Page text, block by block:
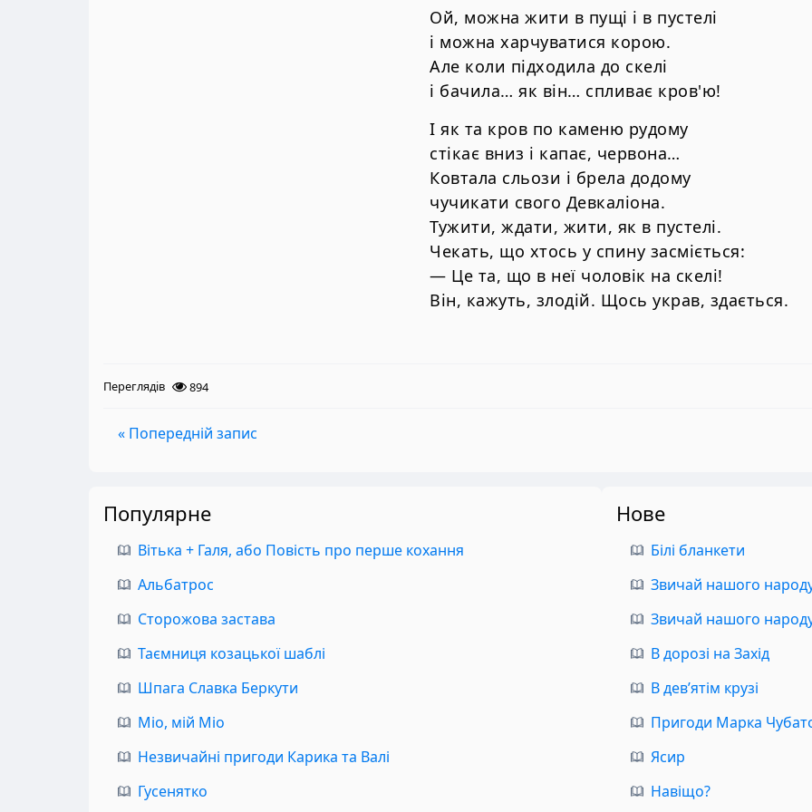
Ой, можна жити в пущі і в пустелі
і можна харчуватися корою.
Але коли підходила до скелі
і бачила… як він… спливає кров'ю!
І як та кров по каменю рудому
стікає вниз і капає, червона…
Ковтала сльози і брела додому
чучикати свого Девкаліона.
Тужити, ждати, жити, як в пустелі.
Чекать, що хтось у спину засміється:
— Це та, що в неї чоловік на скелі!
Він, кажуть, злодій. Щось украв, здається.
Переглядів 894
« Попередній запис
Популярне
Вітька + Галя, або Повість про перше кохання
Альбатрос
Сторожова застава
Таємниця козацької шаблі
Шпага Славка Беркути
Міо, мій Міо
Незвичайні пригоди Карика та Валі
Гусенятко
Нове
Білі бланкети
Звичай нашого
Звичай нашого
В дорозі на Захід
В дев’ятім крузі
Пригоди Марка
Ясир
Навіщо?